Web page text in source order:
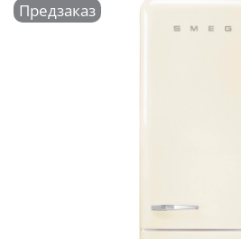
Предзаказ